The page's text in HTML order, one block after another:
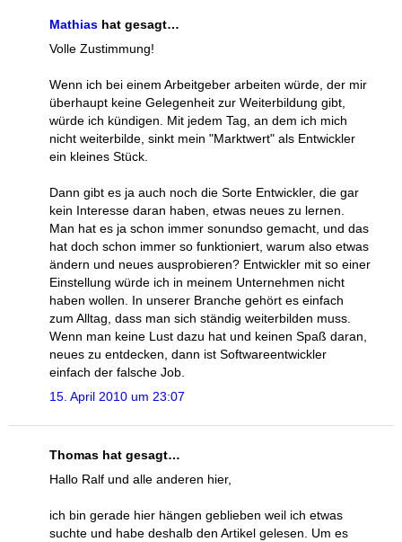
Mathias hat gesagt…
Volle Zustimmung!
Wenn ich bei einem Arbeitgeber arbeiten würde, der mir
überhaupt keine Gelegenheit zur Weiterbildung gibt,
würde ich kündigen. Mit jedem Tag, an dem ich mich
nicht weiterbilde, sinkt mein "Marktwert" als Entwickler
ein kleines Stück.
Dann gibt es ja auch noch die Sorte Entwickler, die gar
kein Interesse daran haben, etwas neues zu lernen.
Man hat es ja schon immer sonundso gemacht, und das
hat doch schon immer so funktioniert, warum also etwas
ändern und neues ausprobieren? Entwickler mit so einer
Einstellung würde ich in meinem Unternehmen nicht
haben wollen. In unserer Branche gehört es einfach
zum Alltag, dass man sich ständig weiterbilden muss.
Wenn man keine Lust dazu hat und keinen Spaß daran,
neues zu entdecken, dann ist Softwareentwickler
einfach der falsche Job.
15. April 2010 um 23:07
Thomas hat gesagt…
Hallo Ralf und alle anderen hier,
ich bin gerade hier hängen geblieben weil ich etwas
suchte und habe deshalb den Artikel gelesen. Um es